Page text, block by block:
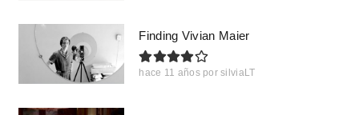
Finding Vivian Maier
hace 11 años por silviaLT